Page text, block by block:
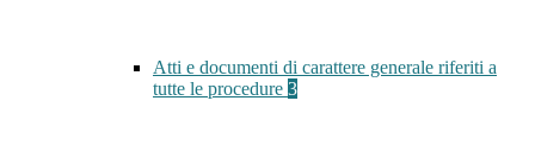
Atti e documenti di carattere generale riferiti a
tutte le procedure 3